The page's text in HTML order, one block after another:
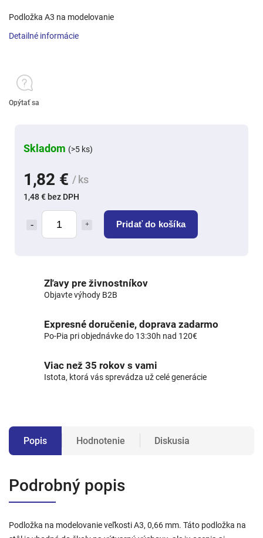
1,82 € / ks
1,48 € bez DPH
Pridať do košíka
Skladom (>5 ks)
Podložka A3 na modelovanie
Detailné informácie
Opýtať sa
Zľavy pre živnostníkov
Objavte výhody B2B
Expresné doručenie, doprava zadarmo
Po-Pia pri objednávke do 13:30h nad 120€
Viac než 35 rokov s vami
Istota, ktorá vás sprevádza už celé generácie
Popis Hodnotenie Diskusia
Podrobný popis
Podložka na modelovanie veľkosti A3, 0,66 mm. Táto podložka na